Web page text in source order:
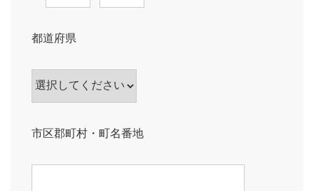
都道府県
市区郡町村・町名番地